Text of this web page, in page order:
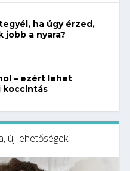
ha úgy érzed,
jobb a nyara?
– ezért lehet
koccintás
új lehetőségek